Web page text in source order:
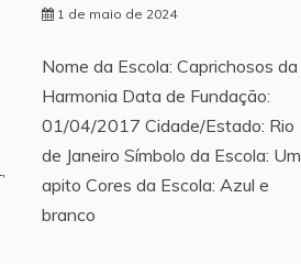
1 de maio de 2024
Nome da Escola: Caprichosos da
Harmonia Data de Fundação:
01/04/2017 Cidade/Estado: Rio
de Janeiro Símbolo da Escola: Um
apito Cores da Escola: Azul e
branco